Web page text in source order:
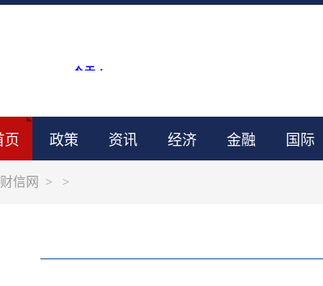
页 政策 资讯 经济 金融 国际
财信网 > >